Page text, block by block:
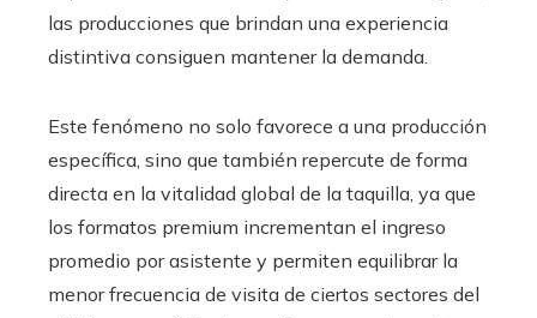
las producciones que brindan una experiencia
distintiva consiguen mantener la demanda.
Este fenómeno no solo favorece a una producción
específica, sino que también repercute de forma
directa en la vitalidad global de la taquilla, ya que
los formatos premium incrementan el ingreso
promedio por asistente y permiten equilibrar la
menor frecuencia de visita de ciertos sectores del